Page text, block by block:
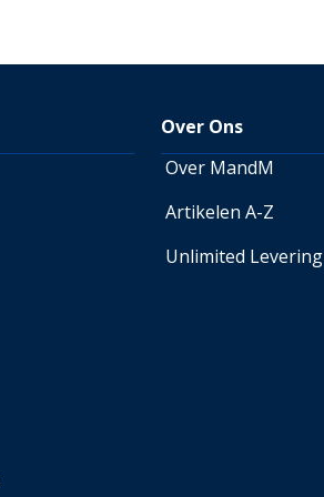
Over Ons
Over MandM
Artikelen A-Z
Unlimited Levering